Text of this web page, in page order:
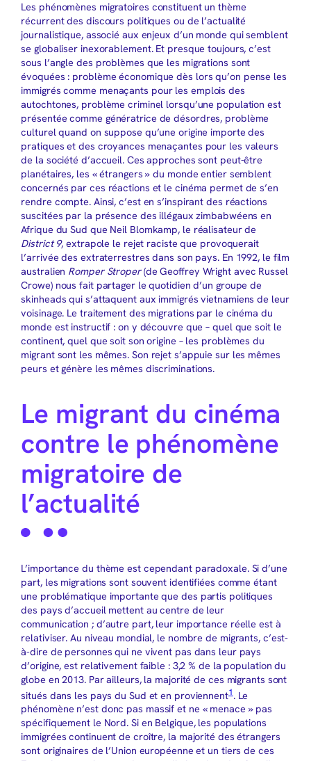
Les phénomènes migratoires constituent un thème
récurrent des discours politiques ou de l’actualité
journalistique, associé aux enjeux d’un monde qui semblent
se globaliser inexorablement. Et presque toujours, c’est
sous l’angle des problèmes que les migrations sont
évoquées : problème économique dès lors qu’on pense les
immigrés comme menaçants pour les emplois des
autochtones, problème criminel lorsqu’une population est
présentée comme génératrice de désordres, problème
culturel quand on suppose qu’une origine importe des
pratiques et des croyances menaçantes pour les valeurs
de la société d’accueil. Ces approches sont peut-être
planétaires, les « étrangers » du monde entier semblent
concernés par ces réactions et le cinéma permet de s’en
rendre compte. Ainsi, c’est en s’inspirant des réactions
suscitées par la présence des illégaux zimbabwéens en
Afrique du Sud que Neil Blomkamp, le réalisateur de
District 9, extrapole le rejet raciste que provoquerait
l’arrivée des extraterrestres dans son pays. En 1992, le film
australien Romper Stroper(de Geoffrey Wright avec Russel
Crowe) nous fait partager le quotidien d’un groupe de
skinheads qui s’attaquent aux immigrés vietnamiens de leur
voisinage. Le traitement des migrations par le cinéma du
monde est instructif : on y découvre que – quel que soit le
continent, quel que soit son origine – les problèmes du
migrant sont les mêmes. Son rejet s’appuie sur les mêmes
peurs et génère les mêmes discriminations.
Le migrant du cinéma
contre le phénomène
migratoire de
l’actualité
L’importance du thème est cependant paradoxale. Si d’une
part, les migrations sont souvent identifiées comme étant
une problématique importante que des partis politiques
des pays d’accueil mettent au centre de leur
communication ; d’autre part, leur importance réelle est à
relativiser. Au niveau mondial, le nombre de migrants, c’est-
à-dire de personnes qui ne vivent pas dans leur pays
d’origine, est relativement faible : 3,2 % de la population du
globe en 2013. Par ailleurs, la majorité de ces migrants sont
situés dans les pays du Sud et en proviennent1. Le
phénomène n’est donc pas massif et ne « menace » pas
spécifiquement le Nord. Si en Belgique, les populations
immigrées continuent de croître, la majorité des étrangers
sont originaires de l’Union européenne et un tiers de ces